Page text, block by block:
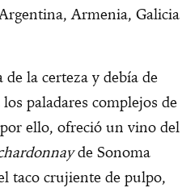
Armenia, Galicia
la certeza y debía de
paladares complejos de
ello, ofreció un vino del
de Sonoma
taco crujiente de pulpo,